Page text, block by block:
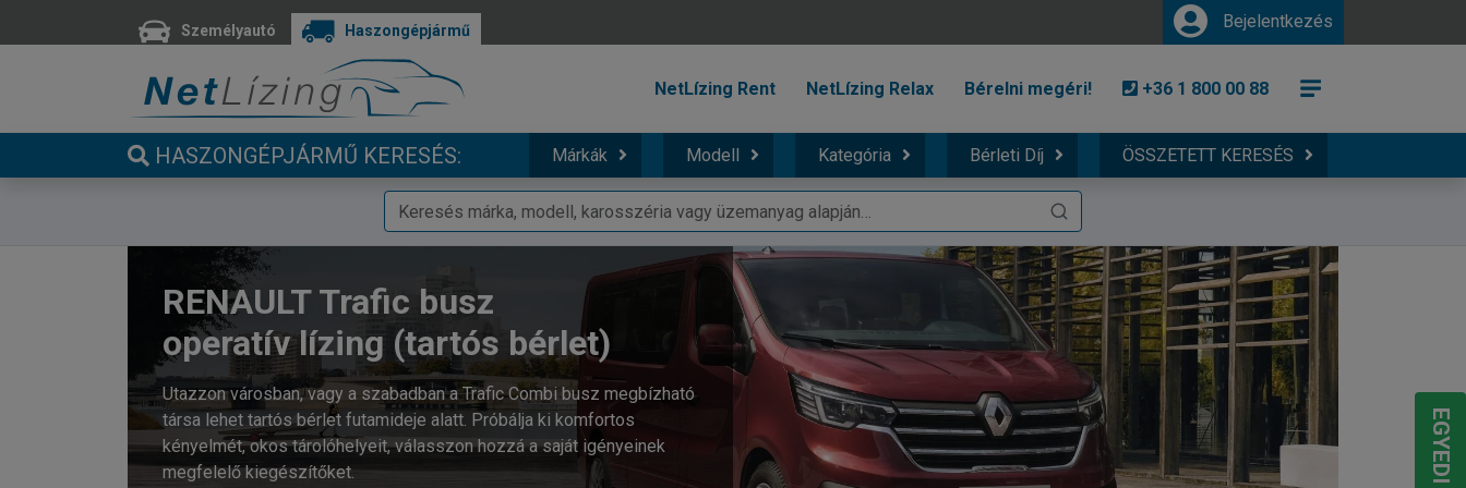
Személyautó Haszongépjármű Bejelentkezés
NetLízing Rent NetLízing Relax Bérelni megéri! +36 1 800 00 88
HASZONGÉPJÁRMŰ KERESÉS: Márkák Modell Kategória Bérleti Díj ÖSSZETETT KERESÉS
RENAULT Trafic busz
operatív lízing (tartós bérlet)
Utazzon városban, vagy a szabadban a Trafic Combi busz megbízható
társa lehet tartós bérlet futamideje alatt. Próbálja ki komfortos
kényelmét, okos tárolóhelyeit, válasszon hozzá a saját igényeinek
megfelelő kiegészítőket.